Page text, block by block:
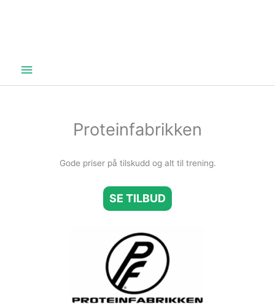
Hovedmeny
Proteinfabrikken
Gode priser på tilskudd og alt til trening.
SE TILBUD